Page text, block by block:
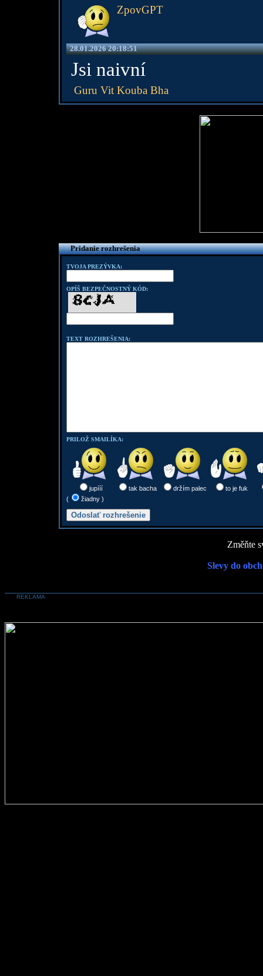
ZpovGPT
28.01.2026 20:18:51
Jsi naivní
Guru Vit Kouba Bha
Pridanie rozhrešenia
TVOJA PREZÝVKA:
OPÍŠ BEZPEČNOSTNÝ KÓD:
TEXT ROZHREŠENIA:
PRILOŽ SMAILÍKA:
jupííí tak bacha držím palec
to je fuk
(
žiadny )
Změňte
Slevy do
REKLAMA